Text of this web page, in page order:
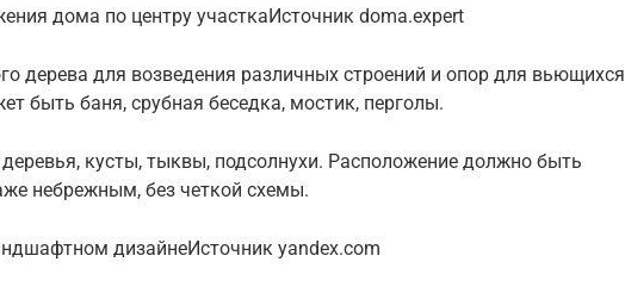
дома по центру участкаИсточник doma.expert
дерева для возведения различных строений и опор для вьющихся
быть баня, срубная беседка, мостик, перголы.
кусты, тыквы, подсолнухи. Расположение должно быть
небрежным, без четкой схемы.
дизайнеИсточник yandex.com